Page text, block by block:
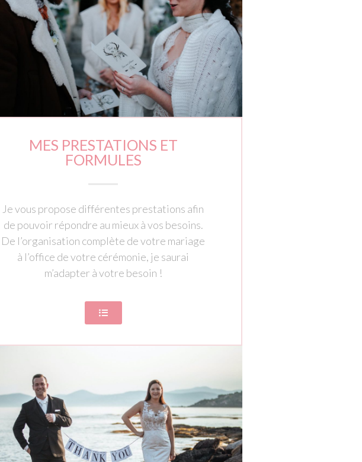
MES PRESTATIONS ET
FORMULES
Je vous propose différentes prestations afin
de pouvoir répondre au mieux à vos besoins.
De l’organisation complète de votre mariage
à l’office de votre cérémonie, je saurai
m’adapter à votre besoin !